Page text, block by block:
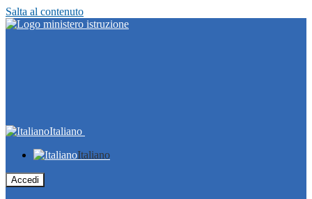
Salta al contenuto
Italiano
Italiano
Accedi